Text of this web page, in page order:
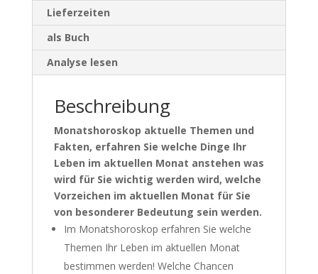
Lieferzeiten
als Buch
Analyse lesen
Beschreibung
Monatshoroskop aktuelle Themen und
Fakten, erfahren Sie welche Dinge Ihr
Leben im aktuellen Monat anstehen was
wird für Sie wichtig werden wird, welche
Vorzeichen im aktuellen Monat für Sie
von besonderer Bedeutung sein werden.
Im Monatshoroskop erfahren Sie welche
Themen Ihr Leben im aktuellen Monat
bestimmen werden! Welche Chancen